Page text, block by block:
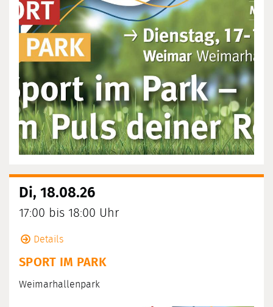
Di, 18.08.26
17:00 bis 18:00 Uhr
Details
SPORT IM PARK
Weimarhallenpark